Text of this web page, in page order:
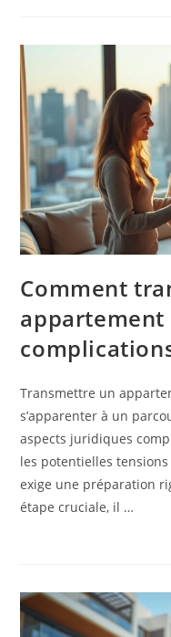
Comment
appartement
Transmettre un
s’apparenter à un
aspects juridiques
les potentielles
exige une préparation
étape cruciale, il …